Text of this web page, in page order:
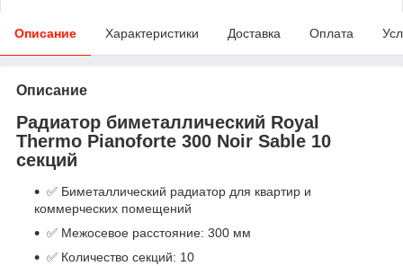
Описание Характеристики Доставка Оплата
Описание
Радиатор биметаллический Royal
Thermo Pianoforte 300 Noir Sable 10
секций
✅ Биметаллический радиатор для квартир и
коммерческих помещений
✅ Межосевое расстояние: 300 мм
✅ Количество секций: 10